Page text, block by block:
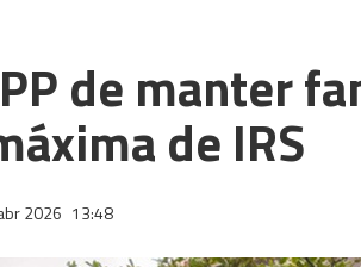
de manter
de IRS
2026 13:48